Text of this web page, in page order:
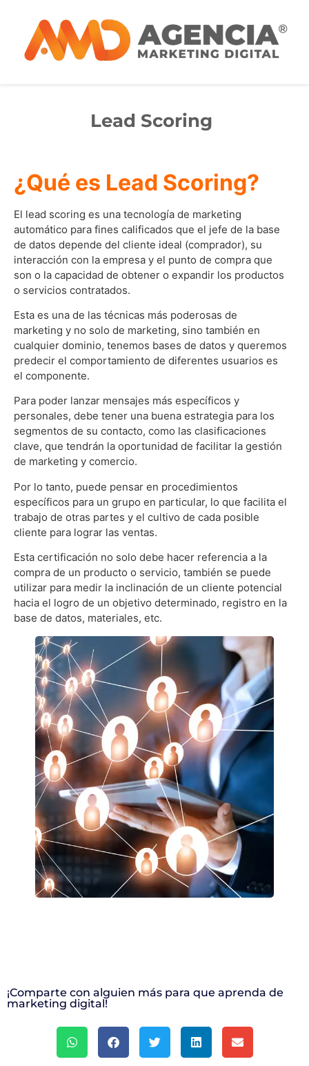
Lead Scoring
¿Qué es Lead Scoring?
El lead scoring es una tecnología de marketing
automático para fines calificados que el jefe de la base
de datos depende del cliente ideal (comprador), su
interacción con la empresa y el punto de compra que
son o la capacidad de obtener o expandir los productos
o servicios contratados.
Esta es una de las técnicas más poderosas de
marketing y no solo de marketing, sino también en
cualquier dominio, tenemos bases de datos y queremos
predecir el comportamiento de diferentes usuarios es
el componente.
Para poder lanzar mensajes más específicos y
personales, debe tener una buena estrategia para los
segmentos de su contacto, como las clasificaciones
clave, que tendrán la oportunidad de facilitar la gestión
de marketing y comercio.
Por lo tanto, puede pensar en procedimientos
específicos para un grupo en particular, lo que facilita el
trabajo de otras partes y el cultivo de cada posible
cliente para lograr las ventas.
Esta certificación no solo debe hacer referencia a la
compra de un producto o servicio, también se puede
utilizar para medir la inclinación de un cliente potencial
hacia el logro de un objetivo determinado, registro en la
base de datos, materiales, etc.
¡Comparte con alguien más para que aprenda de
marketing digital!